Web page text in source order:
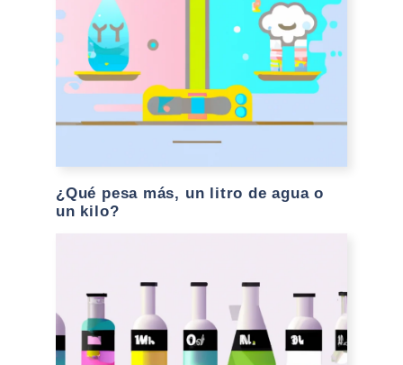
¿Qué pesa más, un litro de agua o
un kilo?